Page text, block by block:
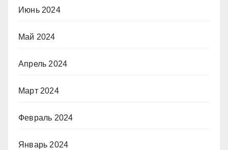
Июнь 2024
Май 2024
Апрель 2024
Март 2024
Февраль 2024
Январь 2024